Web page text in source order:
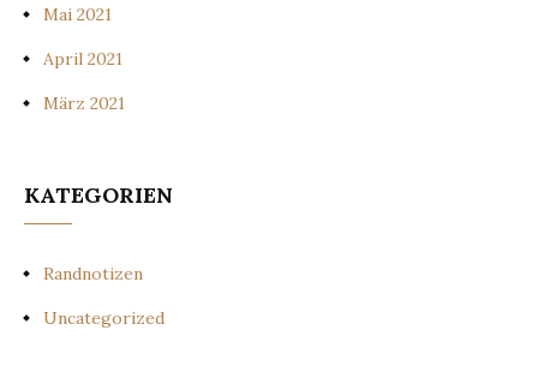
Mai 2021
April 2021
März 2021
KATEGORIEN
Randnotizen
Uncategorized